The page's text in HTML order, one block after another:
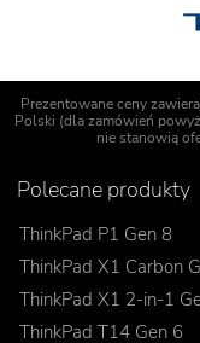
Prezentowane ceny
Polski (dla zamówień
nie stanowią
Polecane produkty
ThinkPad P1 Gen 8
ThinkPad X1 Carbon
ThinkPad X1 2-in-1
ThinkPad T14 Gen 6